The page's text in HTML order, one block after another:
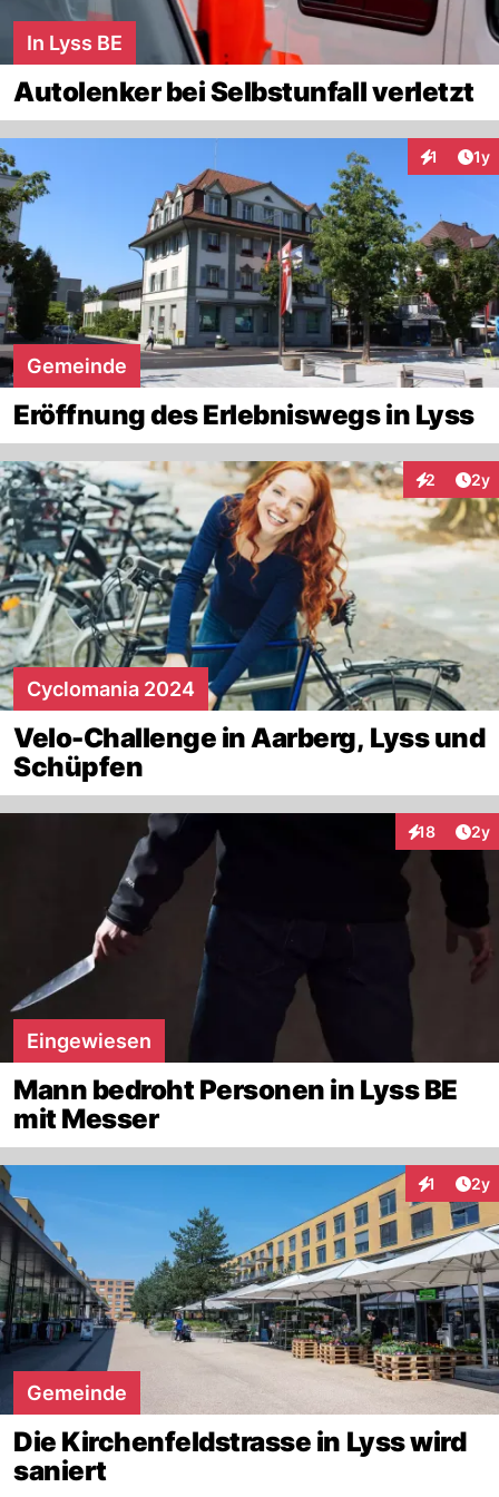
In Lyss BE
Autolenker bei Selbstunfall verletzt
1 1y
Gemeinde
Eröffnung des Erlebniswegs in Lyss
2 2y
Cyclomania 2024
Velo-Challenge in Aarberg, Lyss und
Schüpfen
18 2y
Eingewiesen
Mann bedroht Personen in Lyss BE
mit Messer
1 2y
Gemeinde
Die Kirchenfeldstrasse in Lyss wird
saniert